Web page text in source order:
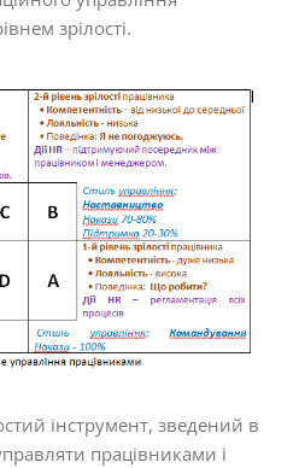
зрілості.
інструмент, зведений в
працівниками і